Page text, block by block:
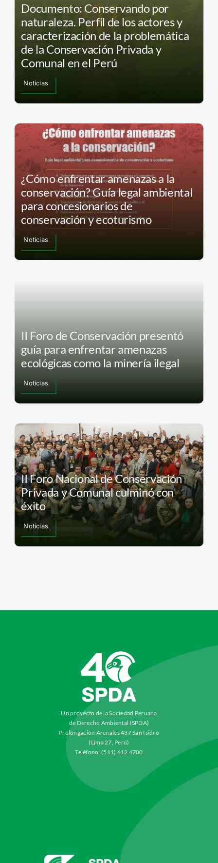
Documento: Conservando por
naturaleza. Perfil de los actores y
caracterización de la problemática
de la Conservación Privada y
Comunal en el Perú
Noticias
¿Cómo enfrentar amenazas a la
conservación? Guía legal ambiental
para concesionarios de
conservación y ecoturismo
Noticias
II Foro de Conservación presentó
guía para enfrentar amenazas
ecológicas como la minería ilegal
Noticias
II Foro Nacional de Conservación
Privada y Comunal culminó con
éxito
Noticias
Un proyecto de la Sociedad Peruana
de Derecho Ambiental (SPDA)
Prolongación Arenales 437 San Isidro
(Lima 27, Perú)
Teléfono: (511) 612 4700